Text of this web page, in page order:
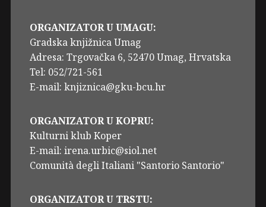
ORGANIZATOR U UMAGU:
Gradska knjižnica Umag
Adresa: Trgovačka 6, 52470 Umag, Hrvatska
Tel: 052/721-561
E-mail: knjiznica@gku-bcu.hr
ORGANIZATOR U KOPRU:
Kulturni klub Koper
E-mail: irena.urbic@siol.net
Comunità degli Italiani "Santorio Santorio"
ORGANIZATOR U TRSTU: